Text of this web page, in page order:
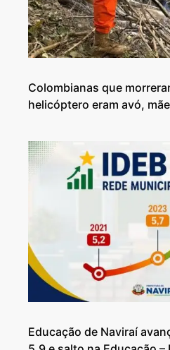
Colombianas que
helicóptero eram avó,
Educação de Naviraí